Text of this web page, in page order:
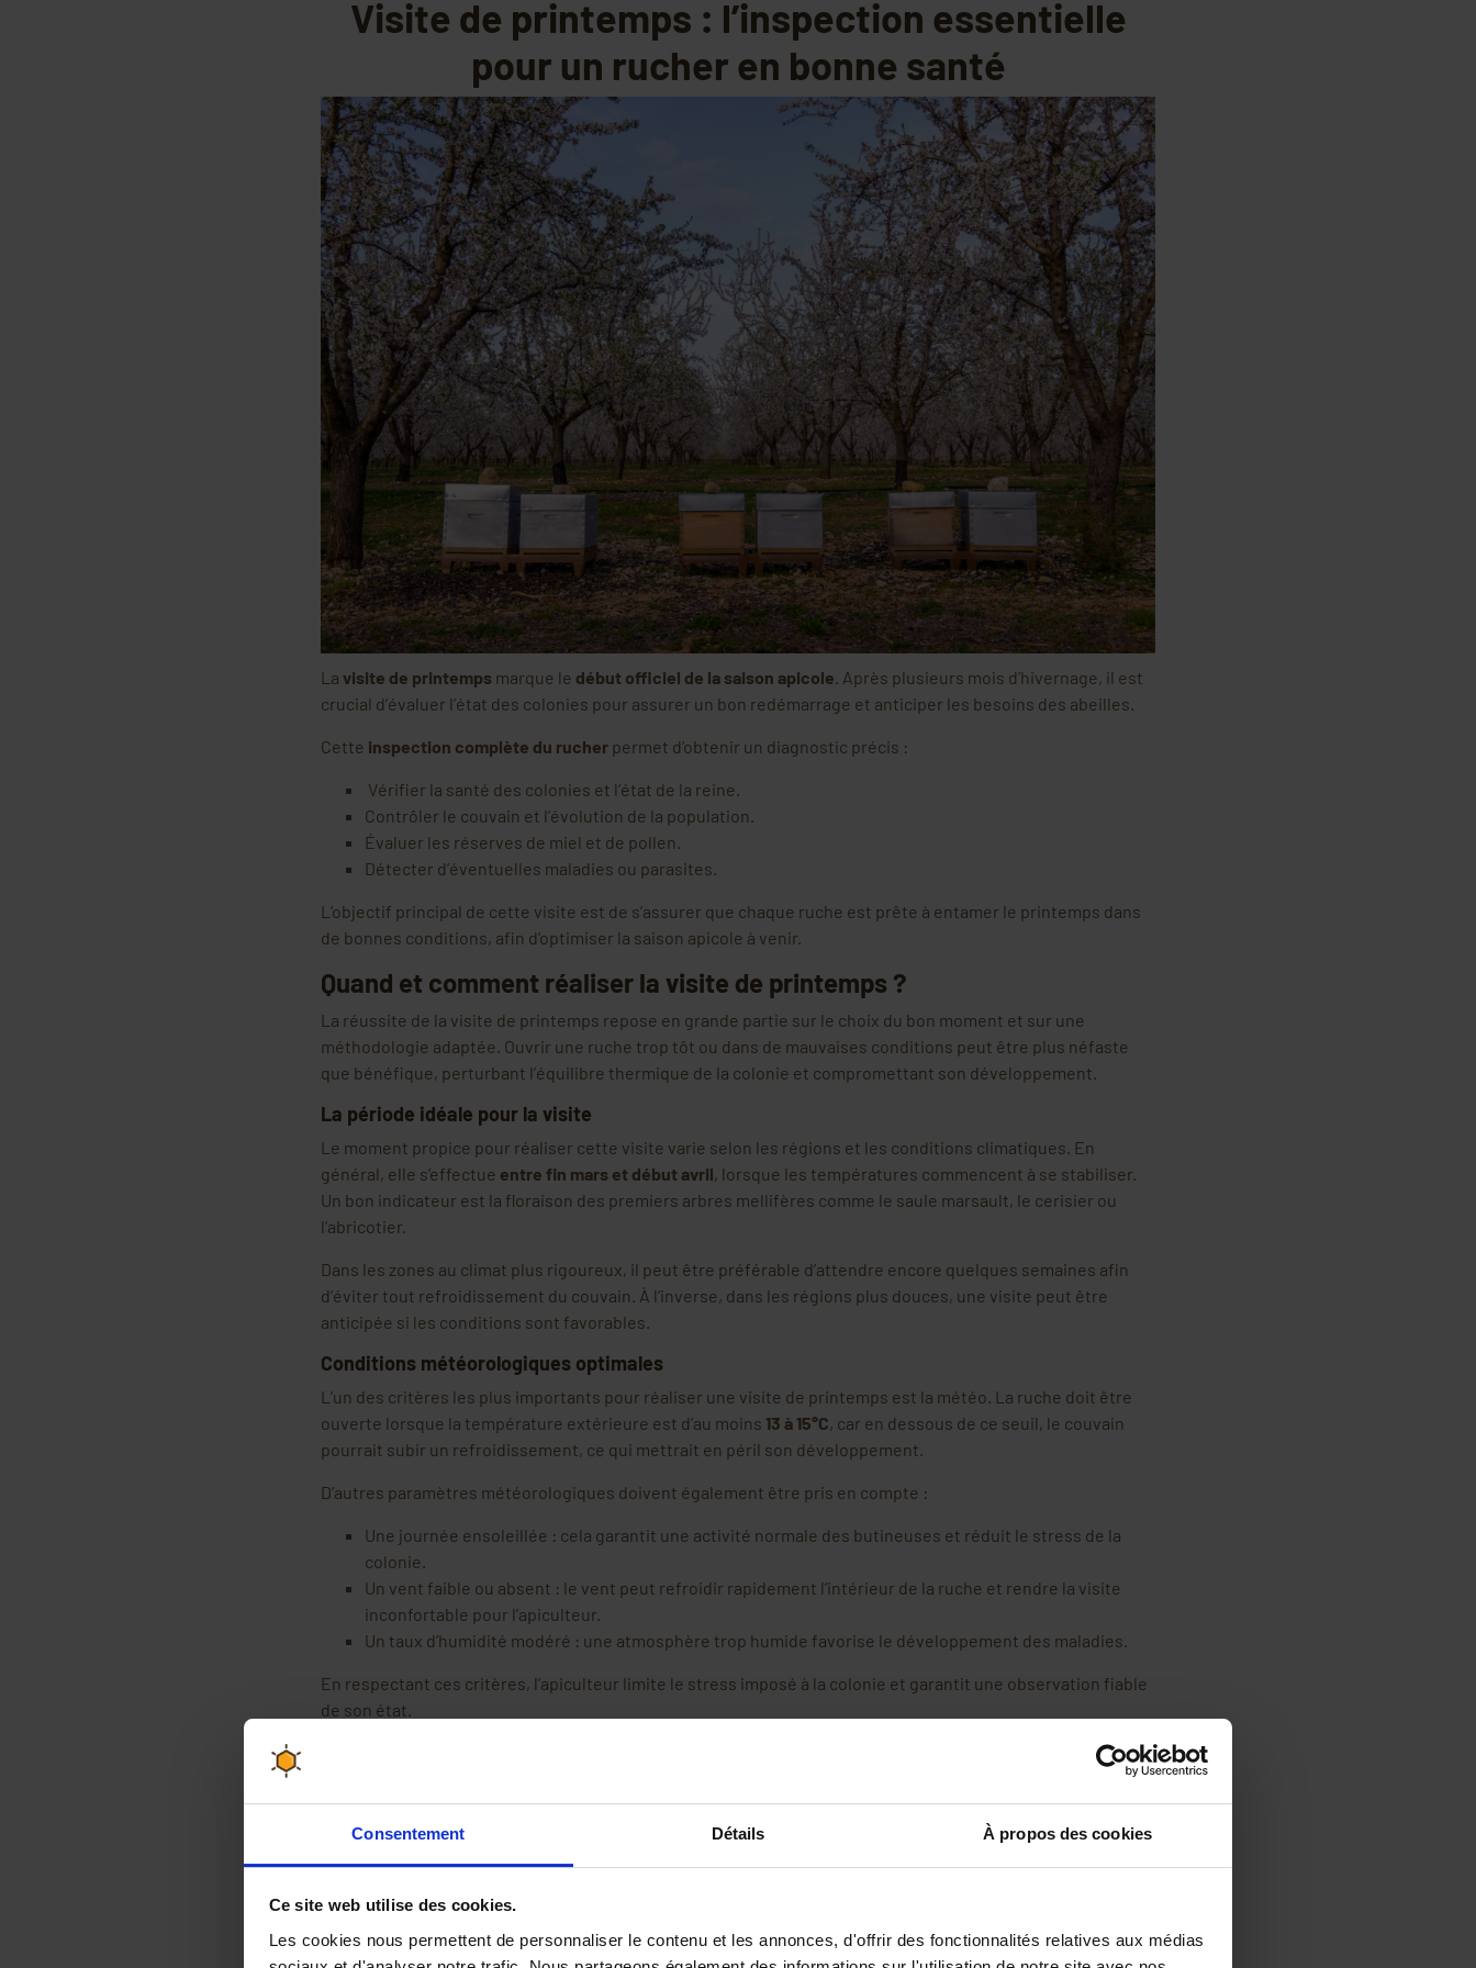
Consentement Détails À propos des cookies
Ce site web utilise des cookies.
Les cookies nous permettent de personnaliser le contenu et les annonces, d'offrir des fonctionnalités relatives aux médias
Visite de printemps : l’inspection essentielle
pour un rucher en bonne santé
La visite de printemps marque le début officiel de la saison apicole . Après plusieurs mois d’hivernage, il est
crucial d’évaluer l’état des colonies pour assurer un bon redémarrage et anticiper les besoins des abeilles.
Cette inspection complète du rucher permet d’obtenir un diagnostic précis :
Vérifier la santé des colonies et l’état de la reine.
Contrôler le couvain et l’évolution de la population.
Évaluer les réserves de miel et de pollen.
Détecter d’éventuelles maladies ou parasites.
L’objectif principal de cette visite est de s’assurer que chaque ruche est prête à entamer le printemps dans
de bonnes conditions, afin d’optimiser la saison apicole à venir.
Quand et comment réaliser la visite de printemps ?
La réussite de la visite de printemps repose en grande partie sur le choix du bon moment et sur une
méthodologie adaptée. Ouvrir une ruche trop tôt ou dans de mauvaises conditions peut être plus néfaste
que bénéfique, perturbant l’équilibre thermique de la colonie et compromettant son développement.
La période idéale pour la visite
Le moment propice pour réaliser cette visite varie selon les régions et les conditions climatiques. En
général, elle s’effectue entre fin mars et début avril, lorsque les températures commencent à se stabiliser.
Un bon indicateur est la floraison des premiers arbres mellifères comme le saule marsault, le cerisier ou
l’abricotier.
Dans les zones au climat plus rigoureux, il peut être préférable d’attendre encore quelques semaines afin
d’éviter tout refroidissement du couvain. À l’inverse, dans les régions plus douces, une visite peut être
anticipée si les conditions sont favorables.
Conditions météorologiques optimales
L’un des critères les plus importants pour réaliser une visite de printemps est la météo. La ruche doit être
ouverte lorsque la température extérieure est d’au moins 13 à 15°C, car en dessous de ce seuil, le couvain
pourrait subir un refroidissement, ce qui mettrait en péril son développement.
D’autres paramètres météorologiques doivent également être pris en compte :
Une journée ensoleillée : cela garantit une activité normale des butineuses et réduit le stress de la
colonie.
Un vent faible ou absent : le vent peut refroidir rapidement l’intérieur de la ruche et rendre la visite
inconfortable pour l’apiculteur.
Un taux d’humidité modéré : une atmosphère trop humide favorise le développement des maladies.
En respectant ces critères, l’apiculteur limite le stress imposé à la colonie et garantit une observation fiable
de son état.
En plus des conditions météorologiques, l’heure de la journée joue un rôle clé dans la réussite de la visite de
printemps. Il est recommandé d’intervenirentre 10h et 16h, lorsque les abeilles sont les plus actives.
Une partie des butineuses est en vol, ce qui libère de l’espace dans la ruche et facilite l’inspection.
Les abeilles sont plus calmes et moins agressives qu’au lever ou au coucher du soleil.